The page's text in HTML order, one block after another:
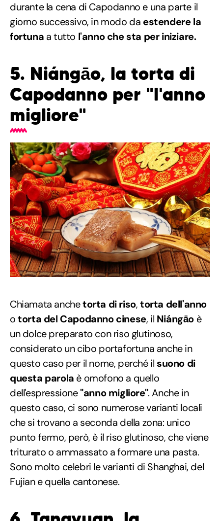
durante la cena di Capodanno e una parte il
giorno successivo, in modo da estendere la
fortuna a tutto l'anno che sta per iniziare.
5. Niángāo, la torta di
Capodanno per "l'anno
migliore"
Chiamata anchetorta di riso,torta dell'anno
otorta del Capodanno cinese, il Niángāo è
un dolce preparato con riso glutinoso,
considerato un cibo portafortuna anche in
questo caso per il nome, perché il suono di
questa parola è omofono a quello
dell'espressione"anno migliore". Anche in
questo caso, ci sono numerose varianti locali
che si trovano a seconda della zona: unico
punto fermo, però, è il riso glutinoso, che viene
triturato o ammassato a formare una pasta.
Sono molto celebri le varianti di Shanghai, del
Fujian e quella cantonese.